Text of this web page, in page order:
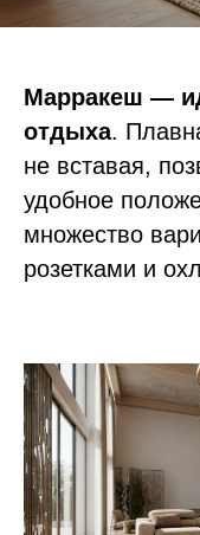
Марракеш —
отдыха.
не вставая,
удобное
множество
розетками и